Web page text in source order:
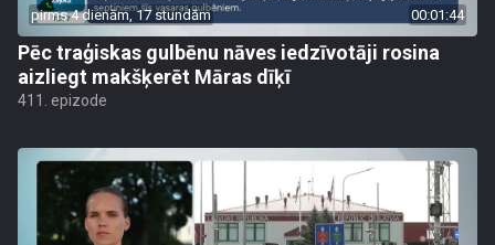
pirms 4 dienām, 17 stundām 00:01:44
Pēc traģiskas gulbēnu nāves iedzīvotāji rosina
aizliegt makšķerēt Māras dīķī
411. epizode